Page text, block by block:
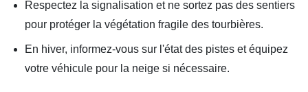
Respectez la signalisation et ne sortez pas des sentiers
pour protéger la végétation fragile des tourbières.
En hiver, informez-vous sur l'état des pistes et équipez
votre véhicule pour la neige si nécessaire.